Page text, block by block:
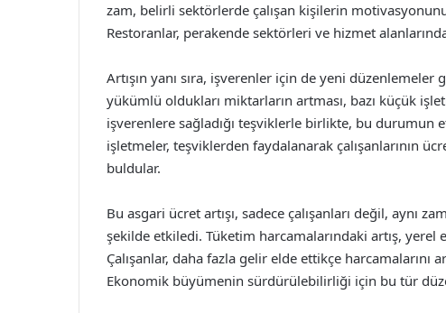
zam, belirli sektörlerde çalışan kişilerin
Restoranlar, perakende sektörleri ve hizmet
Artışın yanı sıra, işverenler için de yeni
yükümlü oldukları miktarların artması, bazı küçük
işverenlere sağladığı teşviklerle birlikte, bu durumun
işletmeler, teşviklerden faydalanarak çalışanlarının
buldular.
Bu asgari ücret artışı, sadece çalışanları değil, aynı
şekilde etkiledi. Tüketim harcamalarındaki artış, yerel
Çalışanlar, daha fazla gelir elde ettikçe harcamalarını
Ekonomik büyümenin sürdürülebilirliği için bu tür